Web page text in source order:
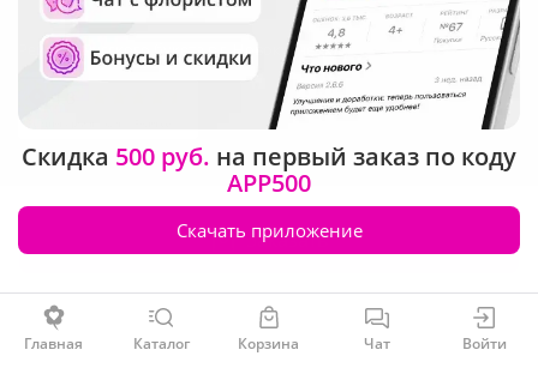
Заказать
Рейтинг Русского букета в г. Новокузнецк
Главная Каталог Корзина Чат Войти
Скидка 500 руб. на первый заказ по коду
APP500
Скачать приложение